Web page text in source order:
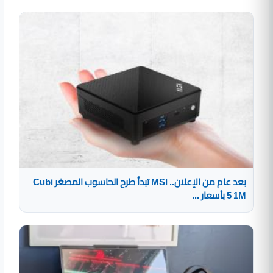
بعد عام من الإعلان.. MSI تبدأ طرح الحاسوب المصغر Cubi
5 1M بأسعار ...